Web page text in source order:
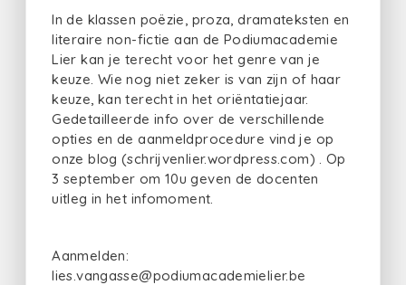
In de klassen poëzie, proza, dramateksten en
literaire non-fictie aan de Podiumacademie
Lier kan je terecht voor het genre van je
keuze. Wie nog niet zeker is van zijn of haar
keuze, kan terecht in het oriëntatiejaar.
Gedetailleerde info over de verschillende
opties en de aanmeldprocedure vind je op
onze blog (schrijvenlier.wordpress.com) . Op
3 september om 10u geven de docenten
uitleg in het infomoment.
Aanmelden:
lies.vangasse@podiumacademielier.be